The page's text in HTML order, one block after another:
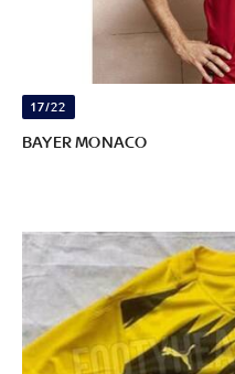
17/22
BAYER MONACO